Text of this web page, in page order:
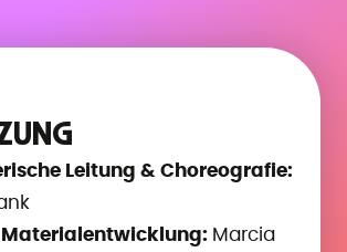
Leitung & Choreografie:
Materialentwicklung: Marcia